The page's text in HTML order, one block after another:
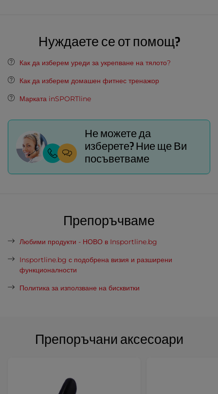
Препоръчани аксесоари
Нуждаете се от помощ?
Как да изберем уреди за укрепване на тялото?
Как да изберем домашен фитнес тренажор
Марката inSPORTline
Не можете да
изберете? Ние ще Ви
посъветваме
Препоръчваме
Любими продукти - НОВО в Insportline.bg
Insportline.bg с подобрена визия и разширени
функционалности
Политика за използване на бисквитки